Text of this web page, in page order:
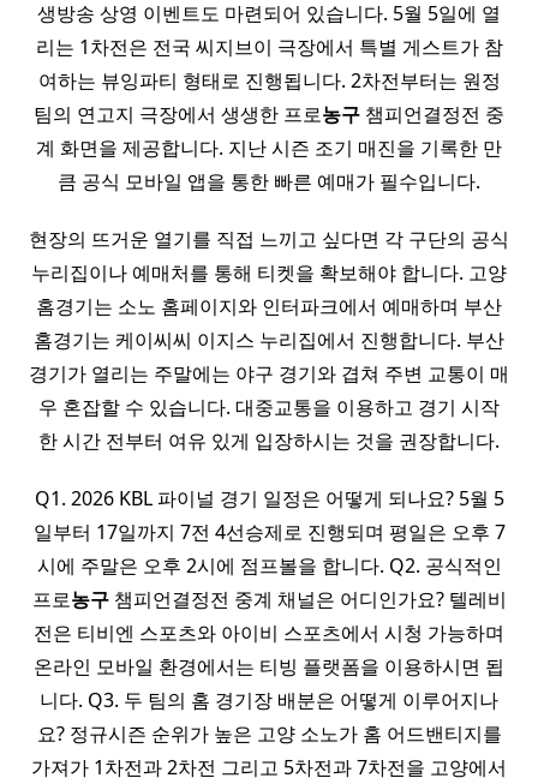
생방송 상영 이벤트도 마련되어 있습니다. 5월 5일에 열
리는 1차전은 전국 씨지브이 극장에서 특별 게스트가 참
여하는 뷰잉파티 형태로 진행됩니다. 2차전부터는 원정
팀의 연고지 극장에서 생생한 프로농구 챔피언결정전 중
계 화면을 제공합니다. 지난 시즌 조기 매진을 기록한 만
큼 공식 모바일 앱을 통한 빠른 예매가 필수입니다.
현장의 뜨거운 열기를 직접 느끼고 싶다면 각 구단의 공식
누리집이나 예매처를 통해 티켓을 확보해야 합니다. 고양
홈경기는 소노 홈페이지와 인터파크에서 예매하며 부산
홈경기는 케이씨씨 이지스 누리집에서 진행합니다. 부산
경기가 열리는 주말에는 야구 경기와 겹쳐 주변 교통이 매
우 혼잡할 수 있습니다. 대중교통을 이용하고 경기 시작
한 시간 전부터 여유 있게 입장하시는 것을 권장합니다.
Q1. 2026 KBL 파이널 경기 일정은 어떻게 되나요? 5월 5
일부터 17일까지 7전 4선승제로 진행되며 평일은 오후 7
시에 주말은 오후 2시에 점프볼을 합니다. Q2. 공식적인
프로농구챔피언결정전 중계 채널은 어디인가요? 텔레비
전은 티비엔 스포츠와 아이비 스포츠에서 시청 가능하며
온라인 모바일 환경에서는 티빙 플랫폼을 이용하시면 됩
니다. Q3. 두 팀의 홈 경기장 배분은 어떻게 이루어지나
요? 정규시즌 순위가 높은 고양 소노가 홈 어드밴티지를
가져가 1차전과 2차전 그리고 5차전과 7차전을 고양에서